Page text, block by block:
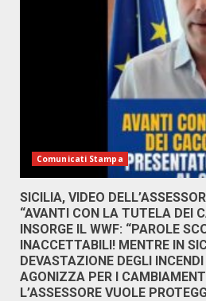
Comunicati Stampa
SICILIA, VIDEO
“AVANTI CON LA TUTELA DEI
INSORGE IL WWF: “PAROLE
INACCETTABILI! MENTRE IN
DEVASTAZIONE DEGLI
AGONIZZA PER I
L’ASSESSORE VUOLE